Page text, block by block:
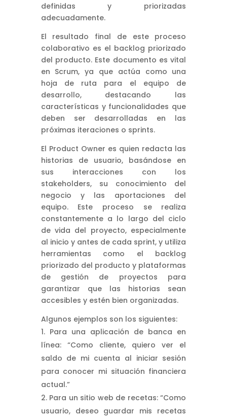
definidas y priorizadas
adecuadamente.
El resultado final de este proceso
colaborativo es el backlog priorizado
del producto. Este documento es vital
en Scrum, ya que actúa como una
hoja de ruta para el equipo de
desarrollo, destacando las
características y funcionalidades que
deben ser desarrolladas en las
próximas iteraciones o sprints.
El Product Owner es quien redacta las
historias de usuario, basándose en
sus interacciones con los
stakeholders, su conocimiento del
negocio y las aportaciones del
equipo. Este proceso se realiza
constantemente a lo largo del ciclo
de vida del proyecto, especialmente
al inicio y antes de cada sprint, y utiliza
herramientas como el backlog
priorizado del producto y plataformas
de gestión de proyectos para
garantizar que las historias sean
accesibles y estén bien organizadas.
Algunos ejemplos son los siguientes:
Para una aplicación de banca en
línea: “Como cliente, quiero ver el
saldo de mi cuenta al iniciar sesión
para conocer mi situación financiera
actual.”
Para un sitio web de recetas: “Como
usuario, deseo guardar mis recetas